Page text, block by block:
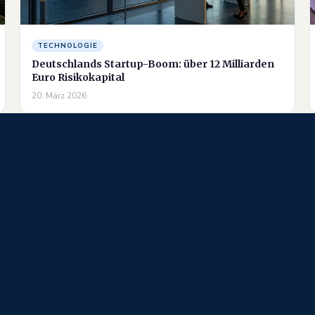
TECHNOLOGIE
Deutschlands Startup-Boom: über 12 Milliarden
Euro Risikokapital
20. März 2026